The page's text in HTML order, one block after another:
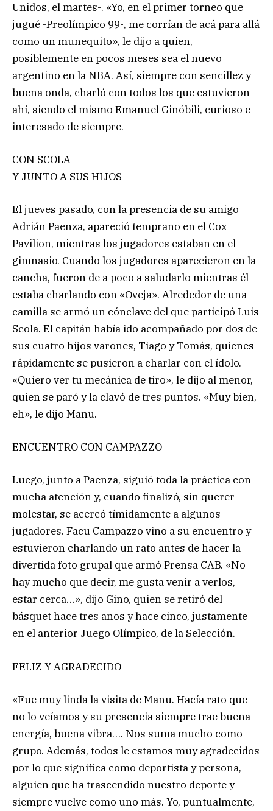
Unidos, el martes-. «Yo, en el primer torneo que
jugué -Preolímpico 99-, me corrían de acá para allá
como un muñequito», le dijo a quien,
posiblemente en pocos meses sea el nuevo
argentino en la NBA. Así, siempre con sencillez y
buena onda, charló con todos los que estuvieron
ahí, siendo el mismo Emanuel Ginóbili, curioso e
interesado de siempre.
CON SCOLA
Y JUNTO A SUS HIJOS
El jueves pasado, con la presencia de su amigo
Adrián Paenza, apareció temprano en el Cox
Pavilion, mientras los jugadores estaban en el
gimnasio. Cuando los jugadores aparecieron en la
cancha, fueron de a poco a saludarlo mientras él
estaba charlando con «Oveja». Alrededor de una
camilla se armó un cónclave del que participó Luis
Scola. El capitán había ido acompañado por dos de
sus cuatro hijos varones, Tiago y Tomás, quienes
rápidamente se pusieron a charlar con el ídolo.
«Quiero ver tu mecánica de tiro», le dijo al menor,
quien se paró y la clavó de tres puntos. «Muy bien,
eh», le dijo Manu.
ENCUENTRO CON CAMPAZZO
Luego, junto a Paenza, siguió toda la práctica con
mucha atención y, cuando finalizó, sin querer
molestar, se acercó tímidamente a algunos
jugadores. Facu Campazzo vino a su encuentro y
estuvieron charlando un rato antes de hacer la
divertida foto grupal que armó Prensa CAB. «No
hay mucho que decir, me gusta venir a verlos,
estar cerca…», dijo Gino, quien se retiró del
básquet hace tres años y hace cinco, justamente
en el anterior Juego Olímpico, de la Selección.
FELIZ Y AGRADECIDO
«Fue muy linda la visita de Manu. Hacía rato que
no lo veíamos y su presencia siempre trae buena
energía, buena vibra…. Nos suma mucho como
grupo. Además, todos le estamos muy agradecidos
por lo que significa como deportista y persona,
alguien que ha trascendido nuestro deporte y
siempre vuelve como uno más. Yo, puntualmente,